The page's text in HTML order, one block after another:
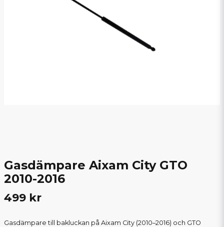
Gasdämpare Aixam City GTO
2010-2016
499 kr
Gasdämpare till bakluckan på Aixam City (2010–2016) och GTO